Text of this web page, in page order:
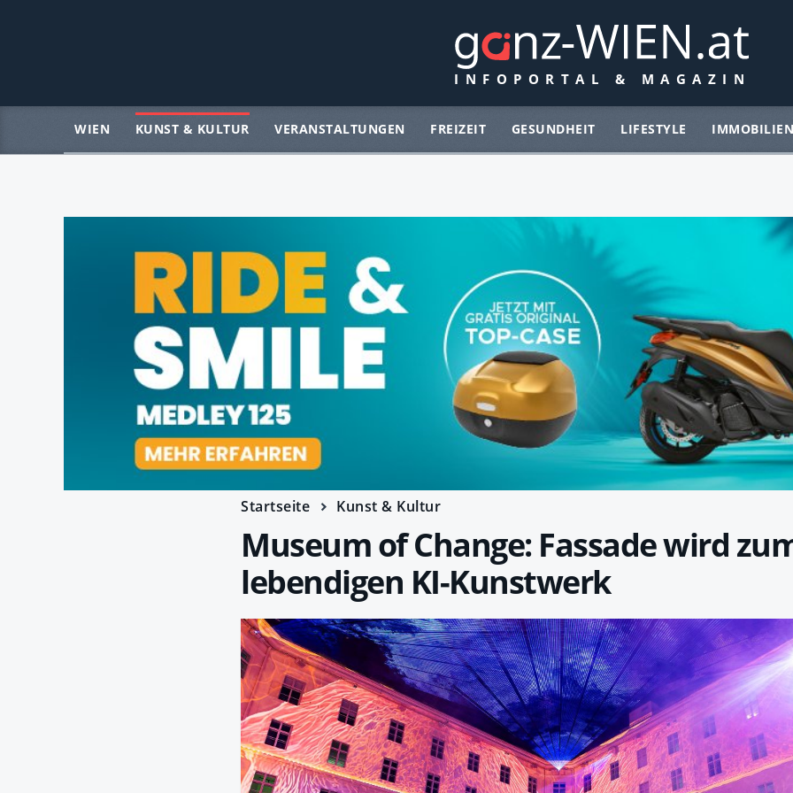
WIEN KUNST & KULTUR VERANSTALTUNGEN FREIZEIT GESUNDHEIT LIFESTYLE
Startseite Kunst & Kultur
Museum of Change: Fassade wird
lebendigen KI-Kunstwerk